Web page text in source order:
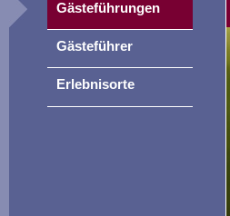
Gästeführungen
Gästeführer
Erlebnisorte